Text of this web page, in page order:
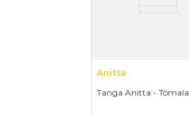
Anitta
Tanga Anitta - Tómala